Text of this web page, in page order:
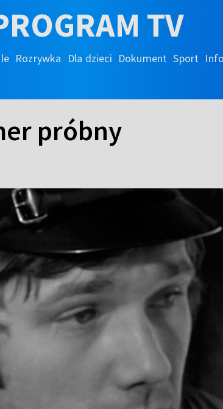
TV
Rozrywka Dla dzieci Dokument Sport
próbny